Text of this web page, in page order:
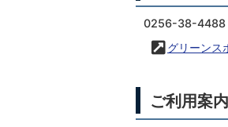
0256-38-4488
グリーンス
ご利用案内